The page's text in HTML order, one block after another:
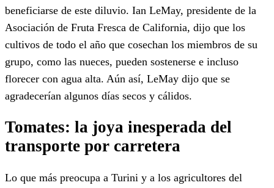
beneficiarse de este diluvio. Ian LeMay, presidente de la
Asociación de Fruta Fresca de California, dijo que los
cultivos de todo el año que cosechan los miembros de su
grupo, como las nueces, pueden sostenerse e incluso
florecer con agua alta. Aún así, LeMay dijo que se
agradecerían algunos días secos y cálidos.
Tomates: la joya inesperada del
transporte por carretera
Lo que más preocupa a Turini y a los agricultores del